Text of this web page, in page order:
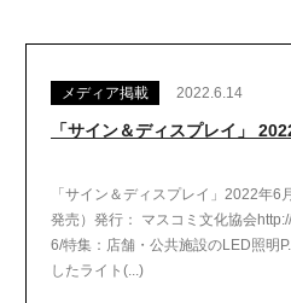
メディア掲載 2022.6.14
「サイン＆ディスプレイ」
「サイン＆ディスプレイ」2022年
発売）発行： マスコミ文化協会
6/特集：店舗・公共施設のLED照明
したライト(...)